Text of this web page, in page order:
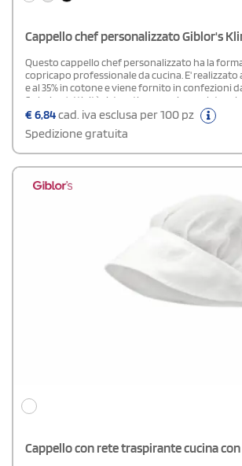
Cappello chef personalizzato Giblor's
Questo cappello chef personalizzato ha la
copricapo professionale da cucina. E' realizzato
e al 35% in cotone e viene fornito in confezioni
Se hai un'attività ristorativa e vuoi completare la
professionale della tua squadra, puoi scegliere
dall'ottimo rapporto tra qualità e prezzo.
€6,84cad. iva esclusa per 100 pz
Spedizione gratuita
Cappello con rete traspirante cucina